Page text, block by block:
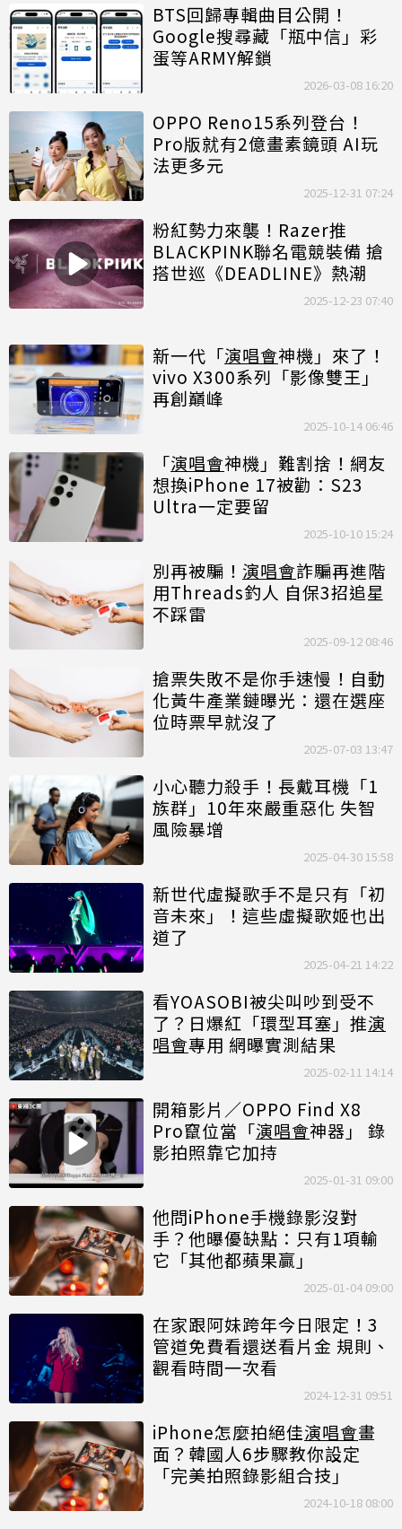
BTS回歸專輯曲目公開！
Google搜尋藏「瓶中信」彩
蛋等ARMY解鎖
2026-03-08 16:20
OPPO Reno15系列登台！
Pro版就有2億畫素鏡頭 AI玩
法更多元
2025-12-31 07:24
粉紅勢力來襲！Razer推
BLACKPINK聯名電競裝備 搶
搭世巡《DEADLINE》熱潮
2025-12-23 07:40
新一代「演唱會神機」來了！
vivo X300系列「影像雙王」
再創巔峰
2025-10-14 06:46
「演唱會神機」難割捨！網友
想換iPhone 17被勸：S23
Ultra一定要留
2025-10-10 15:24
別再被騙！ 演唱會詐騙再進階
用Threads釣人 自保3招追星
不踩雷
2025-09-12 08:46
搶票失敗不是你手速慢！自動
化黃牛產業鏈曝光：還在選座
位時票早就沒了
2025-07-03 13:47
小心聽力殺手！長戴耳機「1
族群」10年來嚴重惡化 失智
風險暴增
2025-04-30 15:58
新世代虛擬歌手不是只有「初
音未來」！這些虛擬歌姬也出
道了
2025-04-21 14:22
看YOASOBI被尖叫吵到受不
了？日爆紅「環型耳塞」推演
唱會專用 網曝實測結果
2025-02-11 14:14
開箱影片／OPPO Find X8
Pro竄位當「演唱會神器」 錄
影拍照靠它加持
2025-01-31 09:00
他問iPhone手機錄影沒對
手？他曝優缺點：只有1項輸
它「其他都蘋果贏」
2025-01-04 09:00
在家跟阿妹跨年今日限定！3
管道免費看還送看片金 規則、
觀看時間一次看
2024-12-31 09:51
iPhone怎麼拍絕佳演唱會畫
面？韓國人6步驟教你設定
「完美拍照錄影組合技」
2024-10-18 08:00